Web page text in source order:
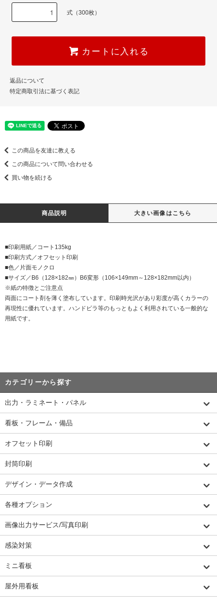
式（300枚）
カートに入れる
返品について
特定商取引法に基づく表記
この商品を友達に教える
この商品について問い合わせる
買い物を続ける
商品説明 大きい画像はこちら
■印刷用紙／コート135kg
■印刷方式／オフセット印刷
■色／片面モノクロ
■サイズ／B6（128×182㎜）B6変形（106×149mm～128×182mm以内）
※紙の特徴とご注意点
両面にコート剤を薄く塗布しています。印刷時光沢があり彩度が高くカラーの
再現性に優れています。ハンドビラ等のもっともよく利用されている一般的な
用紙です。
カテゴリーから探す
出力・ラミネート・パネル
看板・フレーム・備品
オフセット印刷
封筒印刷
デザイン・データ作成
各種オプション
画像出力サービス/写真印刷
感染対策
ミニ看板
屋外用看板